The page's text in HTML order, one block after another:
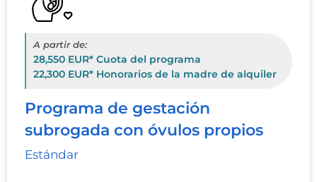
A partir de:
28,550 EUR* Cuota del programa
22,300 EUR* Honorarios de la madre de alquiler
Programa de gestación
subrogada con óvulos propios
Estándar